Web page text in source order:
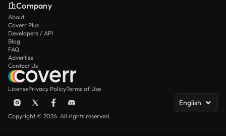
Company
About
Coverr Plus
Developers / API
Blog
FAQ
Advertise
Contact Us
LicensePrivacy PolicyTerms of Use
English
Copyright © 2026. All rights reserved.